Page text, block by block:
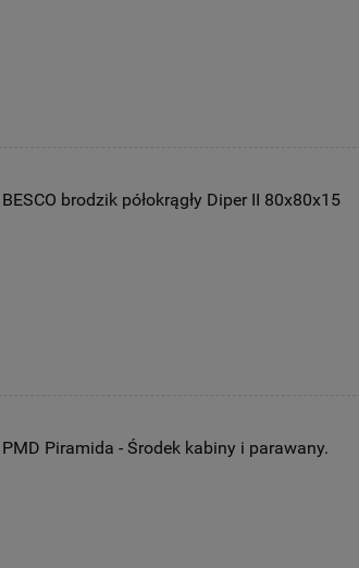
BESCO brodzik półokrągły Diper II 80x80x15
PMD Piramida - Środek kabiny i parawany.